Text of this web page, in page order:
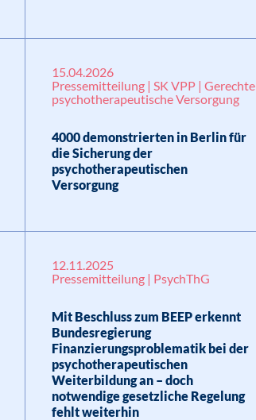
15.04.2026
Pressemitteilung | SK VPP | Gerechte
psychotherapeutische Versorgung
4000 demonstrierten in Berlin für
die Sicherung der
psychotherapeutischen
Versorgung
12.11.2025
Pressemitteilung | PsychThG
Mit Beschluss zum BEEP erkennt
Bundesregierung
Finanzierungsproblematik bei der
psychotherapeutischen
Weiterbildung an – doch
notwendige gesetzliche Regelung
fehlt weiterhin